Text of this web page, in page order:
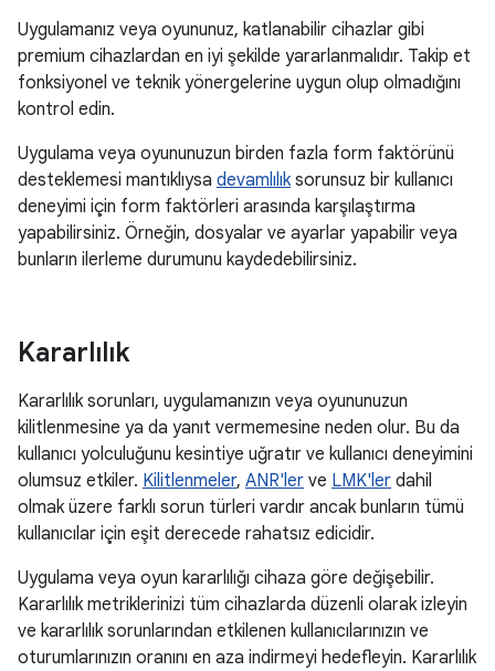
Uygulamanız veya oyununuz, katlanabilir cihazlar gibi
premium cihazlardan en iyi şekilde yararlanmalıdır. Takip et
fonksiyonel ve teknik yönergelerine uygun olup olmadığını
kontrol edin.
Uygulama veya oyununuzun birden fazla form faktörünü
desteklemesi mantıklıysa devamlılıksorunsuz bir kullanıcı
deneyimi için form faktörleri arasında karşılaştırma
yapabilirsiniz. Örneğin, dosyalar ve ayarlar yapabilir veya
bunların ilerleme durumunu kaydedebilirsiniz.
Kararlılık
Kararlılık sorunları, uygulamanızın veya oyununuzun
kilitlenmesine ya da yanıt vermemesine neden olur. Bu da
kullanıcı yolculuğunu kesintiye uğratır ve kullanıcı deneyimini
olumsuz etkiler. Kilitlenmeler, ANR'ler ve LMK'ler dahil
olmak üzere farklı sorun türleri vardır ancak bunların tümü
kullanıcılar için eşit derecede rahatsız edicidir.
Uygulama veya oyun kararlılığı cihaza göre değişebilir.
Kararlılık metriklerinizi tüm cihazlarda düzenli olarak izleyin
ve kararlılık sorunlarından etkilenen kullanıcılarınızın ve
oturumlarınızın oranını en aza indirmeyi hedefleyin. Kararlılık